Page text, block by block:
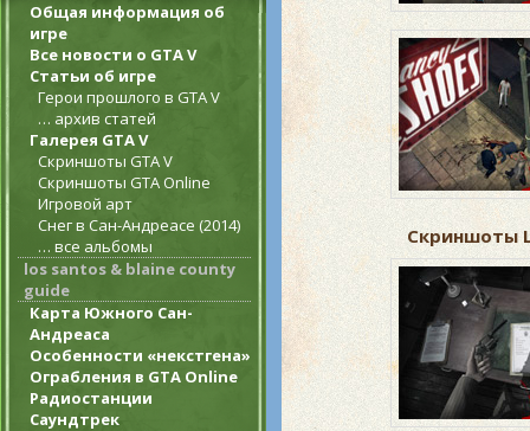
Общая информация об
игре
Все новости о GTA V
Статьи об игре
Герои прошлого в GTA V
… архив статей
Галерея GTA V
Скриншоты GTA V
Скриншоты GTA Online
Игровой арт
Снег в Сан-Андреасе (2014)
… все альбомы
los santos & blaine county
guide
Карта Южного Сан-
Андреаса
Особенности «некстгена»
Ограбления в GTA Online
Радиостанции
Саундтрек
Скриншоты